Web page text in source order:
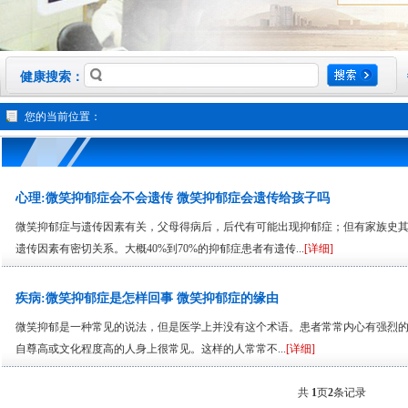
健康搜索：
您的当前位置：
心理:微笑抑郁症会不会遗传 微笑抑郁症会遗传给孩子吗
微笑抑郁症与遗传因素有关，父母得病后，后代有可能出现抑郁症；但有家族史
遗传因素有密切关系。大概40%到70%的抑郁症患者有遗传...[详细]
疾病:微笑抑郁症是怎样回事 微笑抑郁症的缘由
微笑抑郁是一种常见的说法，但是医学上并没有这个术语。患者常常内心有强烈
自尊高或文化程度高的人身上很常见。这样的人常常不...[详细]
共 1页2条记录